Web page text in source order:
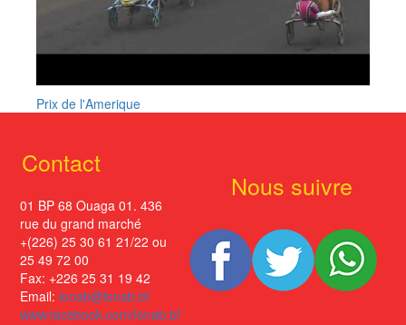
Prix de l'Amerique
Contact
01 BP 68 Ouaga 01. 436
rue du grand marché
+(226) 25 30 61 21/22 ou
25 49 72 00
Fax: +226 25 31 19 42
Email: lonab@lonab.bf
www.facebook.com/lonab.bf
Nous suivre